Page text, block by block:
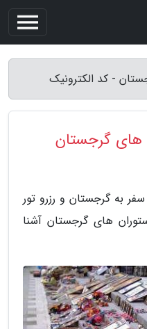
- کد الکترونیک
های گرجستان
به گرجستان و رزرو تور
های گرجستان آشنا